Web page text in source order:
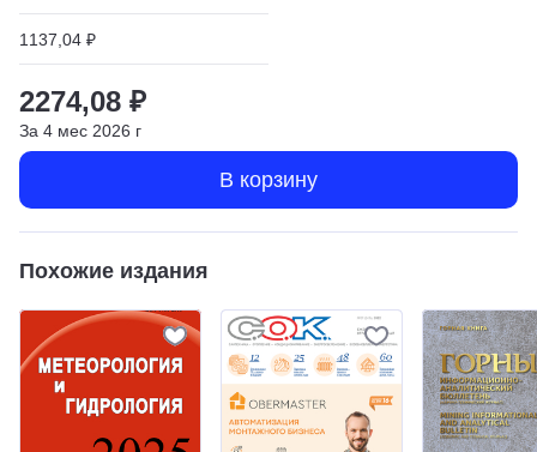
1137,04 ₽
2274,08 ₽
За 4 мес 2026 г
В корзину
Похожие издания